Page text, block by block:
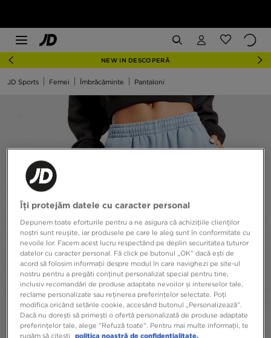
NEW IN DESCOPERĂ
JD Sports Femei Îmbrăcăminte Pantaloni
Îți protejăm datele cu caracter personal
Depunem toate eforturile pentru a ne asigura că achizițiile clienților
noștri sunt reușite, iar produsele pe care le aleg sunt în conformitate cu
nevoile lor. Facem acest lucru respectând pe deplin securitatea tuturor
datelor cu caracter personal. Fă click pe butonul „OK” dacă ești de
acord să folosim informații despre modul în care navighezi pe site-ul
nostru pentru a pregăti conținut personalizat special pentru tine,
inclusiv recomandări de produse adaptate nevoilor și intereselor tale,
reclame personalizate sau reținerea preferințelor selectate. Poți
modifica oricând setările cookie, accesând butonul „Personalizează”.
Dacă nu dorești să primești o ofertă personalizată de produse adaptate
preferințelor tale, alege "Refuză toate". Pentru mai multe informații, te
rugăm să citești
politica noastră de confidențialitate.